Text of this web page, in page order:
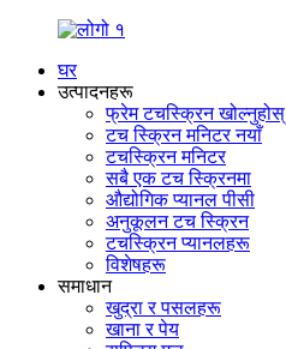
घर
उत्पादनहरू
फ्रेम टचस्क्रिन खोल्नुहोस्
टच स्क्रिन मनिटर नयाँ
टचस्क्रिन मनिटर
सबै एक टच स्क्रिनमा
औद्योगिक प्यानल पीसी
अनुकूलन टच स्क्रिन
टचस्क्रिन प्यानलहरू
विशेषहरू
समाधान
खुद्रा र पसलहरू
खाना र पेय